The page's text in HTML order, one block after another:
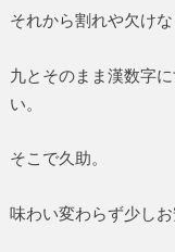
それから割れや欠け
九とそのまま漢数字
い。
そこで久助。
味わい変わらず少し